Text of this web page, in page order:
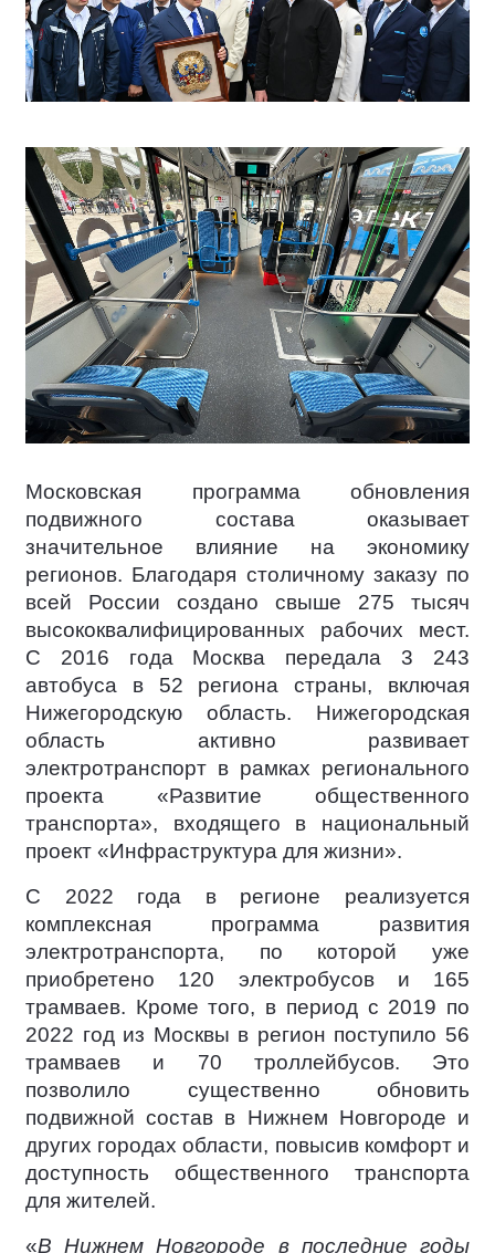
Московская программа обновления
подвижного состава оказывает
значительное влияние на экономику
регионов. Благодаря столичному заказу по
всей России создано свыше 275 тысяч
высококвалифицированных рабочих мест.
С 2016 года Москва передала 3 243
автобуса в 52 региона страны, включая
Нижегородскую область. Нижегородская
область активно развивает
электротранспорт в рамках регионального
проекта «Развитие общественного
транспорта», входящего в национальный
проект «Инфраструктура для жизни».
С 2022 года в регионе реализуется
комплексная программа развития
электротранспорта, по которой уже
приобретено 120 электробусов и 165
трамваев. Кроме того, в период с 2019 по
2022 год из Москвы в регион поступило 56
трамваев и 70 троллейбусов. Это
позволило существенно обновить
подвижной состав в Нижнем Новгороде и
других городах области, повысив комфорт и
доступность общественного транспорта
для жителей.
«В Нижнем Новгороде в последние годы